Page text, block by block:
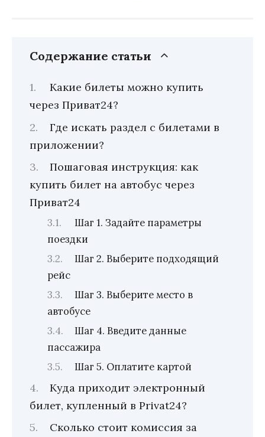
Содержание статьи
Какие билеты можно купить
через Приват24?
Где искать раздел с билетами в
приложении?
Пошаговая инструкция: как
купить билет на автобус через
Приват24
Шаг 1. Задайте параметры
поездки
Шаг 2. Выберите подходящий
рейс
Шаг 3. Выберите место в
автобусе
Шаг 4. Введите данные
пассажира
Шаг 5. Оплатите картой
Куда приходит электронный
билет, купленный в Privat24?
Сколько стоит комиссия за